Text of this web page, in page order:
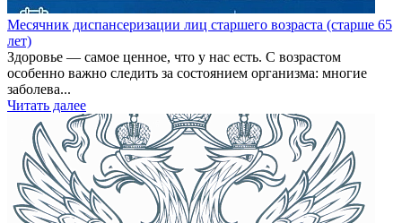
Месячник диспансеризации лиц старшего возраста (старше 65
лет)
Здоровье — самое ценное, что у нас есть. С возрастом
особенно важно следить за состоянием организма: многие
заболева...
Читать далее